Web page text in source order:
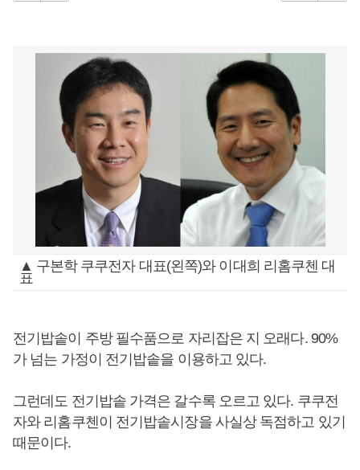
▲ 구본학 쿠쿠전자 대표(왼쪽)와 이대희 리홈쿠첸 대
표
전기밥솥이 주방 필수품으로 자리잡은 지 오래다. 90%
가 넘는 가정이 전기밥솥을 이용하고 있다.
그런데도 전기밥솥 가격은 갈수록 오르고 있다. 쿠쿠전
자와 리홈쿠첸이 전기밥솥시장을 사실상 독점하고 있기
때문이다.